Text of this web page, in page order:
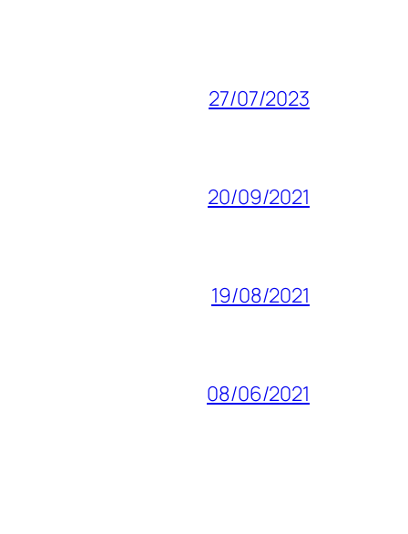
27/07/2023
20/09/2021
19/08/2021
08/06/2021